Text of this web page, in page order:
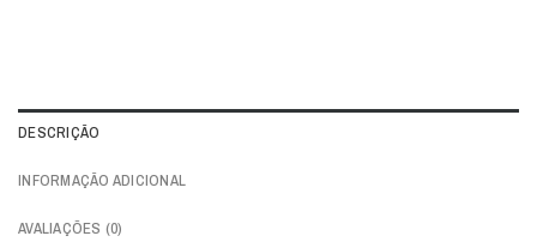
DESCRIÇÃO
INFORMAÇÃO ADICIONAL
AVALIAÇÕES (0)